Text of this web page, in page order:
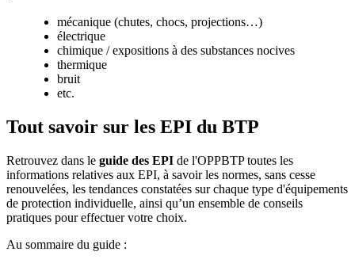
mécanique (chutes, chocs, projections…)
électrique
chimique / expositions à des substances nocives
thermique
bruit
etc.
Tout savoir sur les EPI du BTP
Retrouvez dans le guide des EPI de l'OPPBTP toutes les
informations relatives aux EPI, à savoir les normes, sans cesse
renouvelées, les tendances constatées sur chaque type d'équipements
de protection individuelle, ainsi qu’un ensemble de conseils
pratiques pour effectuer votre choix.
Au sommaire du guide :